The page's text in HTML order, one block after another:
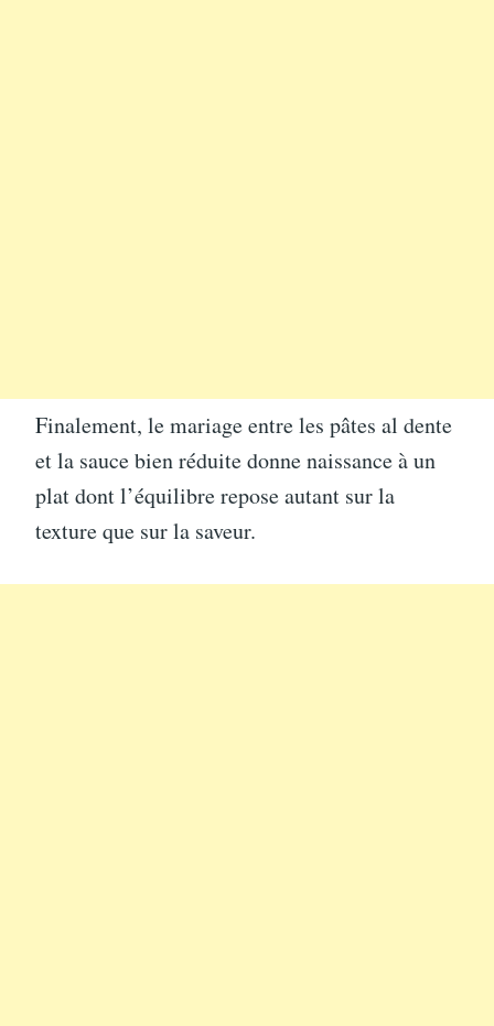
Finalement, le mariage entre les pâtes al dente
et la sauce bien réduite donne naissance à un
plat dont l’équilibre repose autant sur la
texture que sur la saveur.